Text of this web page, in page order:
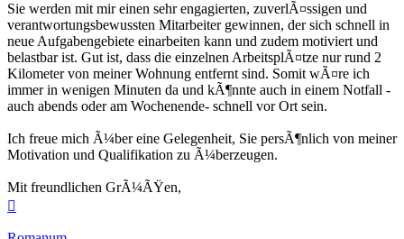
Sie werden mit mir einen sehr engagierten, zuverlÃ¤ssigen und
verantwortungsbewussten Mitarbeiter gewinnen, der sich schnell in
neue Aufgabengebiete einarbeiten kann und zudem motiviert und
belastbar ist. Gut ist, dass die einzelnen ArbeitsplÃ¤tze nur rund 2
Kilometer von meiner Wohnung entfernt sind. Somit wÃ¤re ich
immer in wenigen Minuten da und kÃ¶nnte auch in einem Notfall -
auch abends oder am Wochenende- schnell vor Ort sein.
Ich freue mich Ã¼ber eine Gelegenheit, Sie persÃ¶nlich von meiner
Motivation und Qualifikation zu Ã¼berzeugen.
Mit freundlichen GrÃ¼ÃŸen,